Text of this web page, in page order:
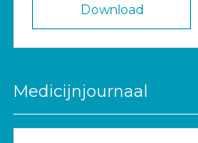
Download
Medicijnjournaal